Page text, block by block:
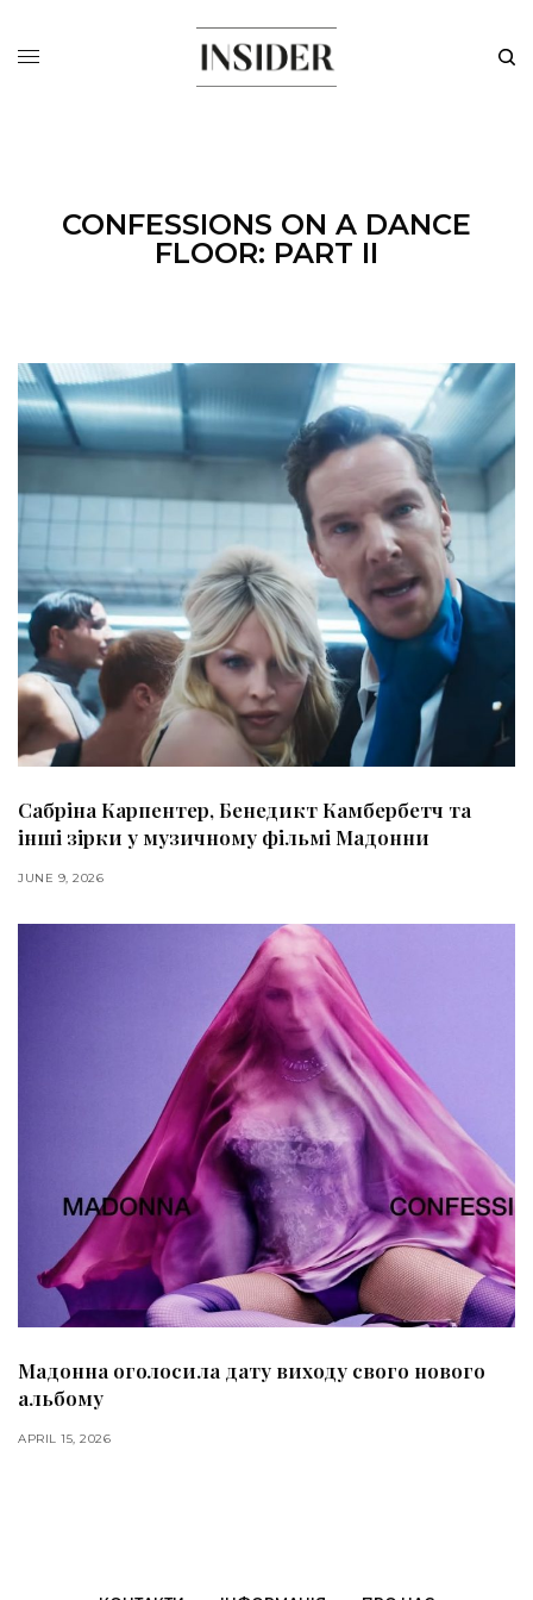
CONFESSIONS ON A DANCE
FLOOR: PART II
Сабріна Карпентер, Бенедикт Камбербетч та
інші зірки у музичному фільмі Мадонни
JUNE 9, 2026
Мадонна оголосила дату виходу свого нового
альбому
APRIL 15, 2026